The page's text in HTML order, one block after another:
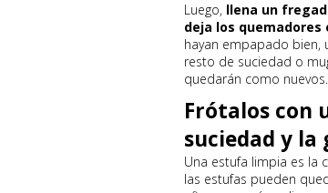
Luego, llena un
deja los
hayan empapado bien,
resto de suciedad o
quedarán como nuevos.
Frótalos con
suciedad y la
Una estufa limpia es la
las estufas pueden